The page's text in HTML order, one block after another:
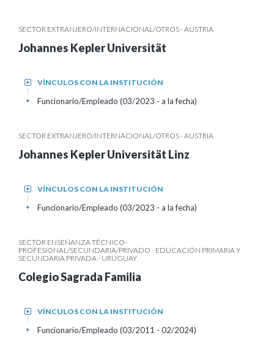
SECTOR EXTRANJERO/INTERNACIONAL/OTROS - AUSTRIA
Johannes Kepler Universität
VÍNCULOS CON LA INSTITUCIÓN
+
Funcionario/Empleado (03/2023 - a la fecha)
+
SECTOR EXTRANJERO/INTERNACIONAL/OTROS - AUSTRIA
Johannes Kepler Universität Linz
VÍNCULOS CON LA INSTITUCIÓN
+
Funcionario/Empleado (03/2023 - a la fecha)
+
SECTOR ENSEÑANZA TÉCNICO-
PROFESIONAL/SECUNDARIA/PRIVADO - EDUCACIÓN PRIMARIA Y
SECUNDARIA PRIVADA - URUGUAY
Colegio Sagrada Familia
VÍNCULOS CON LA INSTITUCIÓN
+
Funcionario/Empleado (03/2011 - 02/2024)
+